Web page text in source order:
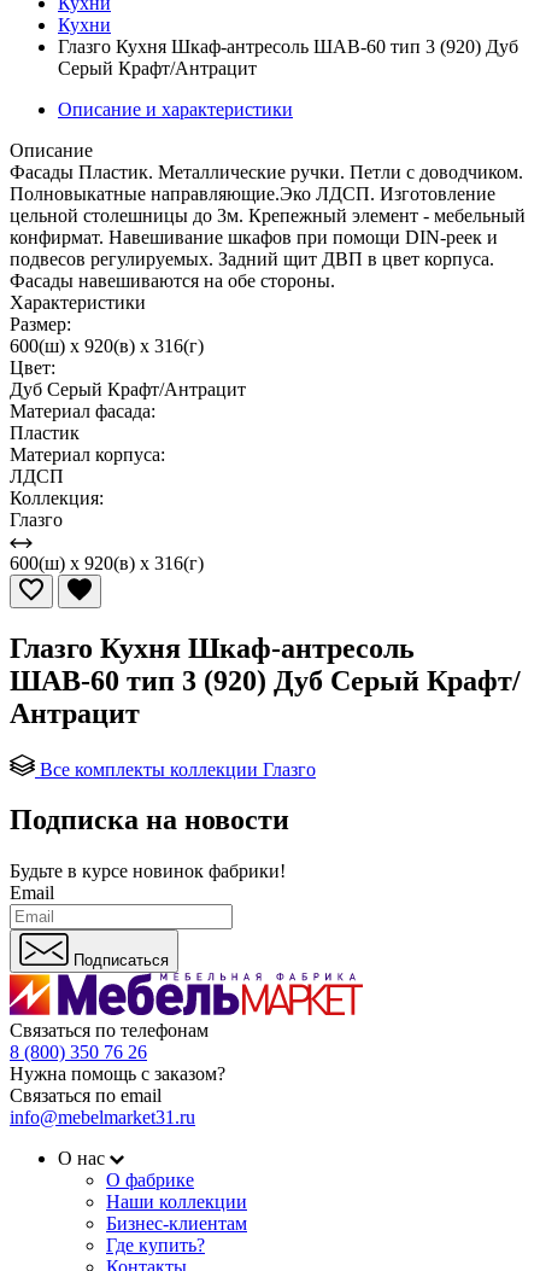
Кухни
Глазго Кухня Шкаф-антресоль ШАВ-60 тип 3 (920) Дуб
Серый Крафт/Антрацит
Описание и характеристики
Описание
Фасады Пластик. Металлические ручки. Петли с доводчиком.
Полновыкатные направляющие.Эко ЛДСП. Изготовление
цельной столешницы до 3м. Крепежный элемент - мебельный
конфирмат. Навешивание шкафов при помощи DIN-реек и
подвесов регулируемых. Задний щит ДВП в цвет корпуса.
Фасады навешиваются на обе стороны.
Характеристики
Размер:
600(ш) x 920(в) x 316(г)
Цвет:
Дуб Серый Крафт/Антрацит
Материал фасада:
Пластик
Материал корпуса:
ЛДСП
Коллекция:
Глазго
600(ш) x 920(в) x 316(г)
Глазго Кухня Шкаф-антресоль
ШАВ-60 тип 3 (920) Дуб Серый Крафт/
Антрацит
Все комплекты коллекции Глазго
Подписка на новости
Будьте в курсе новинок фабрики!
Email
Подписаться
Связаться по телефонам
8 (800) 350 76 26
Нужна помощь с заказом?
Связаться по email
info@mebelmarket31.ru
О нас
О фабрике
Наши коллекции
Бизнес-клиентам
Где купить?